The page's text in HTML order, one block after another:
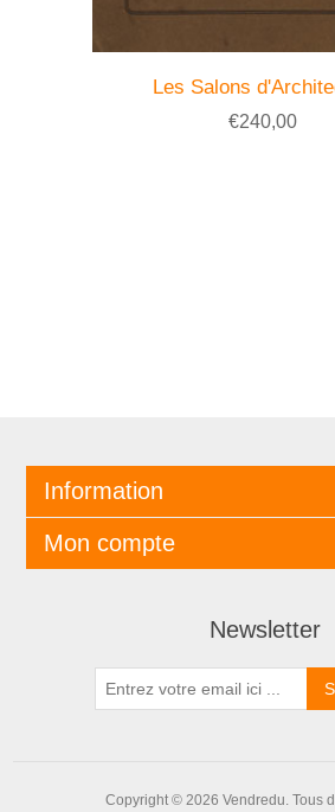
Les Salons
€240,00
Information
Mon compte
Newsletter
Copyright © 2026 Vendredu. Tous